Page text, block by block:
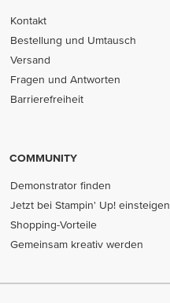
Kontakt
Bestellung und Umtausch
Versand
Fragen und Antworten
Barrierefreiheit
COMMUNITY
Demonstrator finden
Jetzt bei Stampin' Up! einsteigen
Shopping-Vorteile
Gemeinsam kreativ werden